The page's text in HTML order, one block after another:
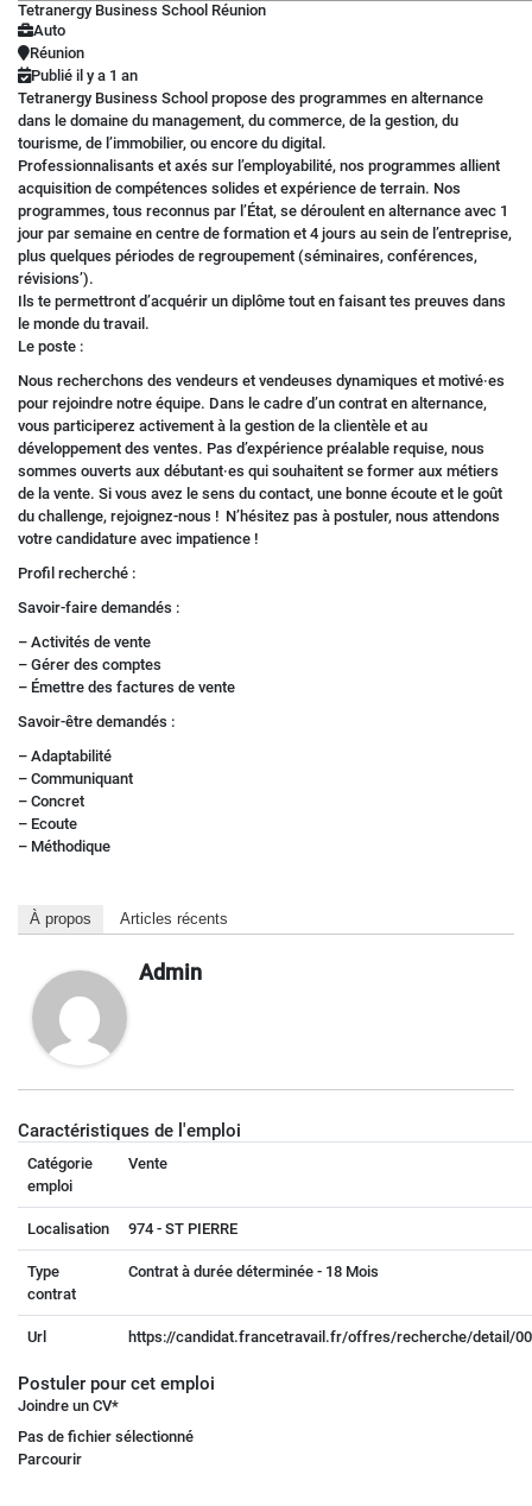
Tetranergy Business School Réunion
Auto
Réunion
Publié il y a 1 an
Tetranergy Business School propose des programmes en alternance
dans le domaine du management, du commerce, de la gestion, du
tourisme, de l’immobilier, ou encore du digital.
Professionnalisants et axés sur l’employabilité, nos programmes allient
acquisition de compétences solides et expérience de terrain. Nos
programmes, tous reconnus par l’État, se déroulent en alternance avec 1
jour par semaine en centre de formation et 4 jours au sein de l’entreprise,
plus quelques périodes de regroupement (séminaires, conférences,
révisions’).
Ils te permettront d’acquérir un diplôme tout en faisant tes preuves dans
le monde du travail.
Le poste :
Nous recherchons des vendeurs et vendeuses dynamiques et motivé·es
pour rejoindre notre équipe. Dans le cadre d’un contrat en alternance,
vous participerez activement à la gestion de la clientèle et au
développement des ventes. Pas d’expérience préalable requise, nous
sommes ouverts aux débutant·es qui souhaitent se former aux métiers
de la vente. Si vous avez le sens du contact, une bonne écoute et le goût
du challenge, rejoignez-nous ! N’hésitez pas à postuler, nous attendons
votre candidature avec impatience !
Profil recherché :
Savoir-faire demandés :
– Activités de vente
– Gérer des comptes
– Émettre des factures de vente
Savoir-être demandés :
– Adaptabilité
– Communiquant
– Concret
– Ecoute
– Méthodique
À propos Articles récents
Admin
Caractéristiques de l'emploi
Catégorie
emploi
Vente
Localisation 974 - ST PIERRE
Type
contrat
Contrat à durée déterminée - 18 Mois
Url https://candidat.francetravail.fr/offres/recherche/detail/
Postuler pour cet emploi
Joindre un CV*
Pas de fichier sélectionné
Parcourir